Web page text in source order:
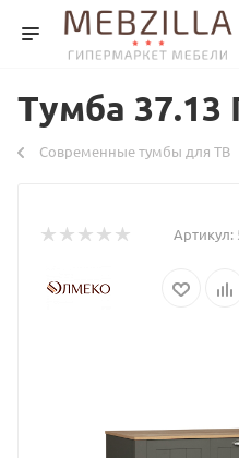
Тумба 37.13
Современные тумбы для ТВ
Артикул: